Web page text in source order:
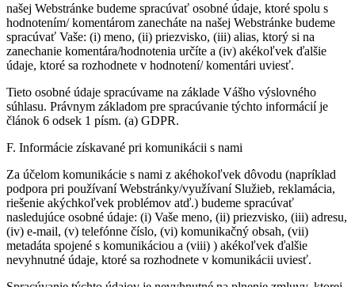
našej Webstránke budeme spracúvať osobné údaje, ktoré spolu s
hodnotením/ komentárom zanecháte na našej Webstránke budeme
spracúvať Vaše: (i) meno, (ii) priezvisko, (iii) alias, ktorý si na
zanechanie komentára/hodnotenia určíte a (iv) akékoľvek ďalšie
údaje, ktoré sa rozhodnete v hodnotení/ komentári uviesť.
Tieto osobné údaje spracúvame na základe Vášho výslovného
súhlasu. Právnym základom pre spracúvanie týchto informácií je
článok 6 odsek 1 písm. (a) GDPR.
F. Informácie získavané pri komunikácii s nami
Za účelom komunikácie s nami z akéhokoľvek dôvodu (napríklad
podpora pri používaní Webstránky/využívaní Služieb, reklamácia,
riešenie akýchkoľvek problémov atď.) budeme spracúvať
nasledujúce osobné údaje: (i) Vaše meno, (ii) priezvisko, (iii) adresu,
(iv) e-mail, (v) telefónne číslo, (vi) komunikačný obsah, (vii)
metadáta spojené s komunikáciou a (viii) ) akékoľvek ďalšie
nevyhnutné údaje, ktoré sa rozhodnete v komunikácii uviesť.